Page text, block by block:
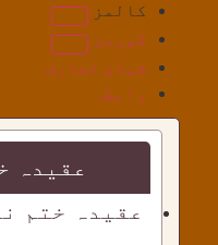
کالمز
کورسز
شبان تعارف
رابطہ
عقیدہ
عقیدہ ختم